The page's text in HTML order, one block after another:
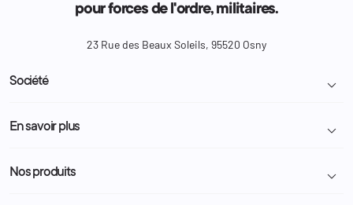
pour forces de l'ordre, militaires.
23 Rue des Beaux Soleils, 95520 Osny
Société 
Livraison et retour colis
Demande de devis
En savoir plus 
Programme Fidélité
Nos produits 